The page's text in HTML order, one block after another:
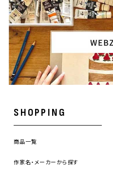
SHOPPING
商品一覧
作家名・メーカーから探す